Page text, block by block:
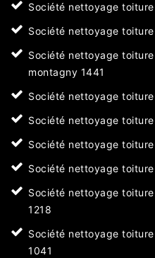
Société nettoyage
Société nettoyage
Société nettoyage
montagny 1441
Société nettoyage
Société nettoyage
Société nettoyage
Société nettoyage
Société nettoyage
1218
Société nettoyage
1041